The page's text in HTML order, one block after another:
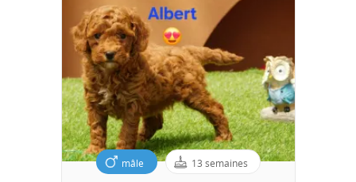
mâle 13 semaines